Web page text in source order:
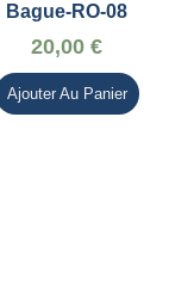
Bague-RO-08
20,00 €
Ajouter Au Panier